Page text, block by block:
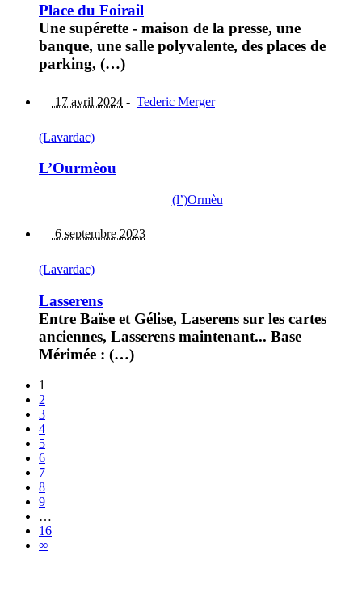
Place du Foirail
Une supérette - maison de la presse, une
banque, une salle polyvalente, des places de
parking, (…)
17 avril 2024 - Tederic Merger
(Lavardac)
L’Ourmèou
(l’)Ormèu
6 septembre 2023
(Lavardac)
Lasserens
Entre Baïse et Gélise, Laserens sur les cartes
anciennes, Lasserens maintenant... Base
Mérimée : (…)
1
2
3
4
5
6
7
8
9
…
16
∞